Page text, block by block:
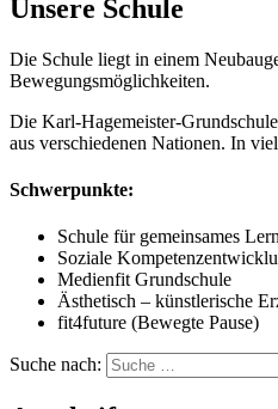
Unsere Schule
Die Schule liegt in einem
Bewegungsmöglichkeiten.
Die Karl-Hagemeister-
aus verschiedenen Nationen. In
Schwerpunkte:
Schule für gemeinsames
Soziale
Medienfit Grundschule
Ästhetisch – künstlerische
fit4future (Bewegte Pause)
Suche nach: